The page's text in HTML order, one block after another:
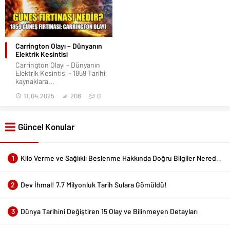
Carrington Olayı – Dünyanın
Elektrik Kesintisi
Carrington Olayı – Dünyanın
Elektrik Kesintisi – 1859 Tarihi
kaynaklara...
11.04.2025 208 0
Güncel Konular
1 Kilo Verme ve Sağlıklı Beslenme Hakkında Doğru Bilgiler Nerede Bulunur?
2 Dev İhmal! 7.7 Milyonluk Tarih Sulara Gömüldü!
3 Dünya Tarihini Değiştiren 15 Olay ve Bilinmeyen Detayları